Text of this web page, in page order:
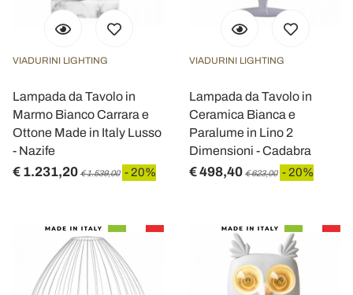
VIADURINI LIGHTING
Lampada da Tavolo in
Marmo Bianco Carrara e
Ottone Made in Italy Lusso
- Nazife
€ 1.231,20 € 1.539,00 - 20%
VIADURINI LIGHTING
Lampada da Tavolo in
Ceramica Bianca e
Paralume in Lino 2
Dimensioni - Cadabra
€ 498,40 € 623,00 - 20%